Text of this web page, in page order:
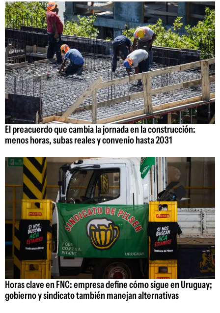
El preacuerdo que cambia la jornada en la construcción:
menos horas, subas reales y convenio hasta 2031
Horas clave en FNC: empresa define cómo sigue en Uruguay;
gobierno y sindicato también manejan alternativas